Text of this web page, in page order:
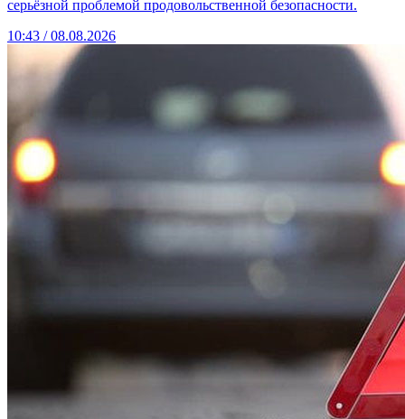
серьёзной проблемой продовольственной безопасности.
10:43 / 08.08.2026